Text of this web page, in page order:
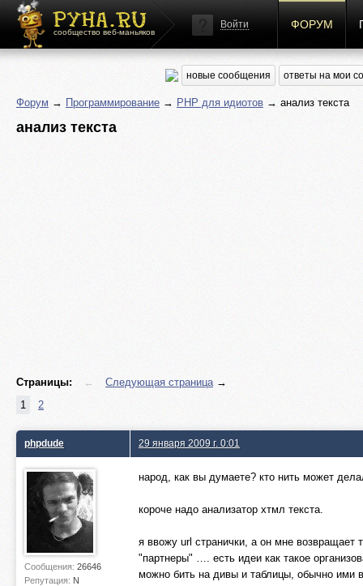
сообщество веб-маньяков
Войти ФОРУМ
новые сообщения ответы на мои
Форум → Программирование → PHP для идиотов → анализ текста
анализ текста
Страницы: ← Следующая страница→
1
2
phpdude
Сообщения: 26646
Репутация: N
29 января 2009 г. 0:01
народ, как вы думаете? кто нить может
короче надо анализатор хтмл текста.
я ввожу url странички, а он мне возвращает
"партнеры" …. есть идеи как такое
можно бить на дивы и таблицы, обычно ими